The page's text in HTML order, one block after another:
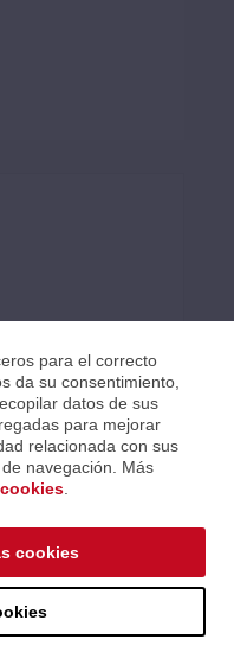
5.4 A CON
DE
para el correcto
da su consentimiento,
datos de sus
para mejorar
relacionada con sus
navegación. Más
cookies